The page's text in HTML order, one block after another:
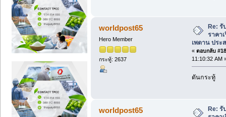
worldpost65
Hero Member
กระทู้: 2637
Re: รั
ราคา
เพดาน ประ
« ตอบกลับ
11:10:32 AM
ดันกระทู้
worldpost65
Re: